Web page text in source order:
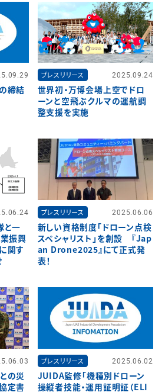
締結
プレスリリース 2025.09.24
世界初・万博会場上空でドロ
ーンと空飛ぶクルマの運航調
整支援を実施
と一
振興
関す
プレスリリース 2025.06.06
新しい資格制度「ドローン点検
スペシャリスト」を創設 『Jap
an Drone2025』にて正式発
表！
の災
定書
プレスリリース 2025.06.02
JUIDA監修「機種別ドローン
操縦者技能・運用証明証（ELI